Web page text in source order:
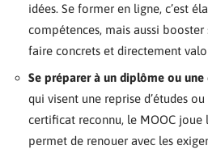
idées. Se former en ligne, c’est
compétences, mais aussi booster
faire concrets et directement
Se préparer à un diplôme ou
qui visent une reprise d’études
certificat reconnu, le MOOC
permet de renouer avec les